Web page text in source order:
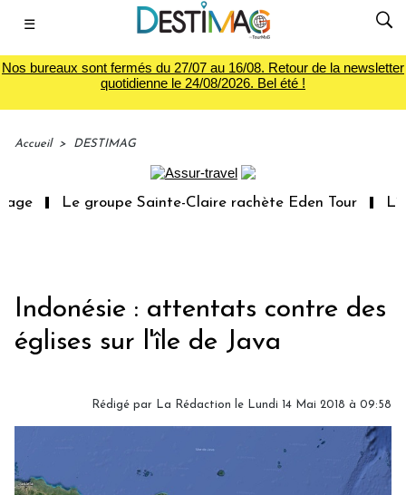
☰
Nos bureaux sont fermés du 27/07 au 16/08. Retour de la newsletter
quotidienne le 24/08/2026. Bel été !
Accueil > DESTIMAG
Le groupe Sainte-Claire rachète Eden Tour
Indonésie : attentats contre des
églises sur l'île de Java
Rédigé par La Rédaction le Lundi 14 Mai 2018 à 09:58